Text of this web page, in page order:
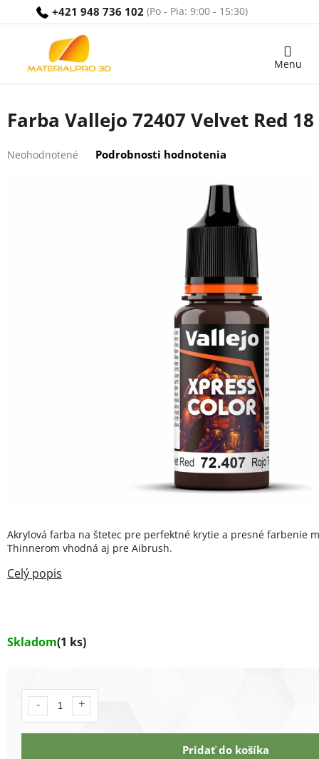
+421 948 736 102
Nákupný
Farba Vallejo 72407 Velvet Red
hodnotenie
Neohodnotené Podrobnosti hodnotenia
Skladom(1 ks)
Pridať do košíka
Akrylová farba na štetec pre perfektné krytie a presné farbenie
Thinnerom vhodná aj pre Aibrush.